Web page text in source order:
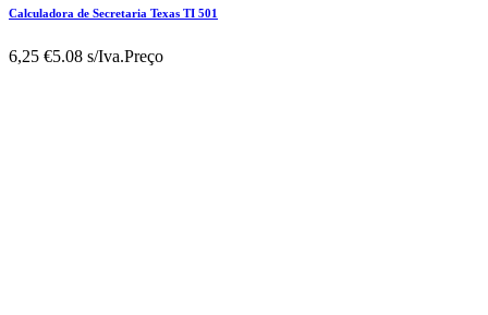
Calculadora de Secretaria Texas TI 501
6,25 €5.08 s/Iva.Preço